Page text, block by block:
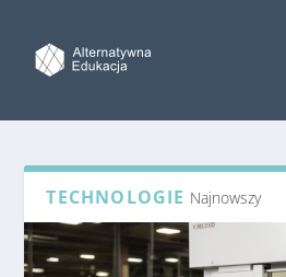
TECHNOLOGIE Najnowszy